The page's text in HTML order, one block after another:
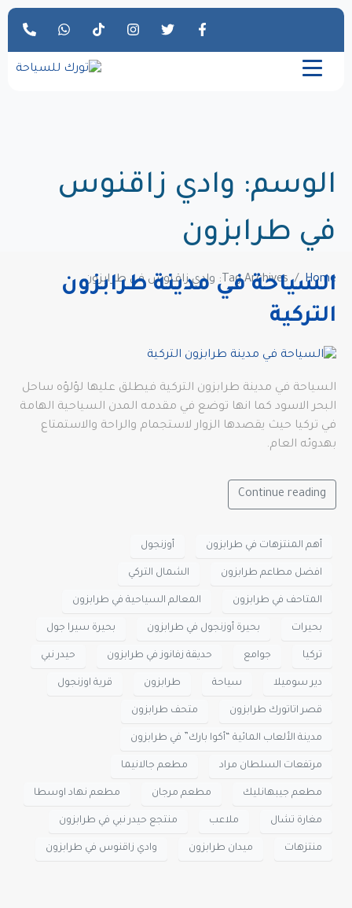
الوسم: وادي زاقنوس
في طرابزون
Home Tag Archives: وادي زاقنوس في طرابزون
السياحة في مدينة طرابزون
التركية
السياحة في مدينة طرابزون التركية فيطلق عليها لؤلؤه ساحل
البحر الاسود كما انها توضع في مقدمه المدن السياحية الهامة
في تركيا حيث يقصدها الزوار لاستجمام والراحة والاستمتاع
بهدوئه العام.
Continue reading
أهم المنتزهات في طرابزون أوزنجول
افضل مطاعم طرابزون الشمال التركي
المتاحف في طرابزون المعالم السياحية في طرابزون
بحيرات بحيرة أوزنجول في طرابزون بحيرة سيرا جول
تركيا جوامع حديقة زفانوز في طرابزون حيدر نبي
دير سوميلا سياحة طرابزون قرية اوزنجول
قصر اتاتورك طرابزون متحف طرابزون
مدينة الألعاب المائية “أكوا بارك” في طرابزون
مرتفعات السلطان مراد مطعم جالانيما
مطعم جيبهانليك مطعم مرجان مطعم نهاد اوسطا
مغارة تشال ملاعب منتجع حيدر نبي في طرابزون
منتزهات ميدان طرابزون وادي زاقنوس في طرابزون